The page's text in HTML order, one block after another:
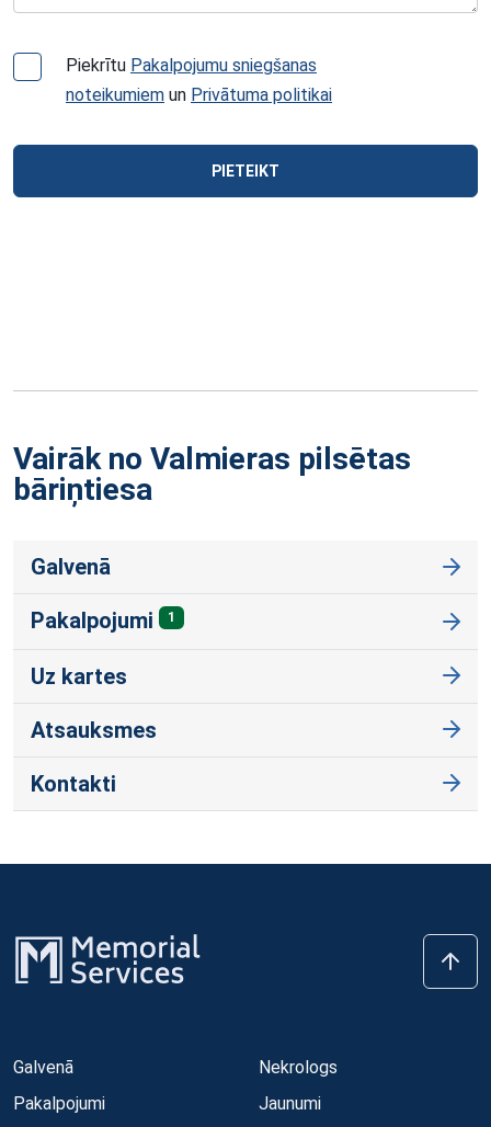
Piekrītu Pakalpojumu sniegšanas
noteikumiem un Privātuma politikai
PIETEIKT
Vairāk no Valmieras pilsētas
bāriņtiesa
Galvenā
Pakalpojumi 1
Uz kartes
Atsauksmes
Kontakti
Galvenā
Pakalpojumi
Nekrologs
Jaunumi